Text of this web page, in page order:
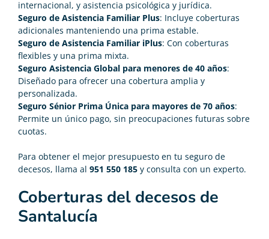
internacional, y asistencia psicológica y jurídica.
Seguro de Asistencia Familiar Plus: Incluye coberturas
adicionales manteniendo una prima estable.
Seguro de Asistencia Familiar iPlus: Con coberturas
flexibles y una prima mixta.
Seguro Asistencia Global para menores de 40 años:
Diseñado para ofrecer una cobertura amplia y
personalizada.
Seguro Sénior Prima Única para mayores de 70 años:
Permite un único pago, sin preocupaciones futuras sobre
cuotas.
Para obtener el mejor presupuesto en tu seguro de
decesos, llama al 951 550 185 y consulta con un experto.
Coberturas del decesos de
Santalucía